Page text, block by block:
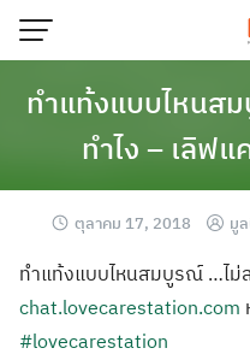
ทำแท้งแบบไหน
ทำไง – เลิฟ
ตุลาคม 17, 2018 มู
ทำแท้งแบบไหนสมบูรณ์ …ไม่
chat.lovecarestation.com
#lovecarestation